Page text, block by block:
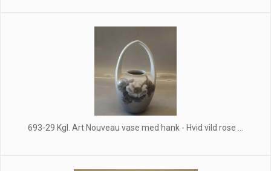
693-29 Kgl. Art Nouveau vase med hank - Hvid vild rose ...